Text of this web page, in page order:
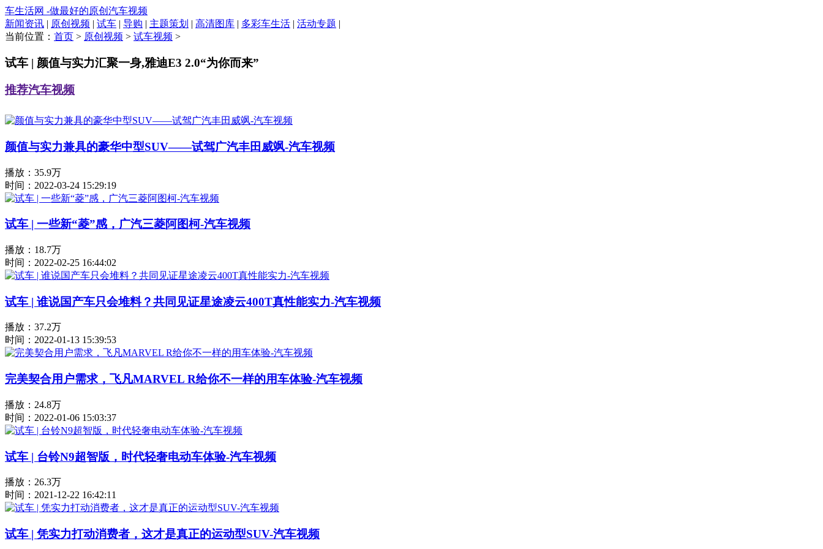
车生活网 -做最好的原创汽车视频
新闻资讯 | 原创视频 | 试车 | 导购 | 主题策划 | 高清图库 | 多彩车生活 | 活动专题 |
当前位置： 首页 > 原创视频 > 试车视频 >
试车 | 颜值与实力汇聚一身,雅迪E3 2.0“为你而来”
推荐汽车视频
颜值与实力兼具的豪华中型SUV——试驾广汽丰田威飒-汽车视频
播放：35.9万
时间：2022-03-24 15:29:19
试车 | 一些新“菱”感，广汽三菱阿图柯-汽车视频
播放：18.7万
时间：2022-02-25 16:44:02
试车 | 谁说国产车只会堆料？共同见证星途凌云400T真性能实力-汽车视频
播放：37.2万
时间：2022-01-13 15:39:53
完美契合用户需求，飞凡MARVEL R给你不一样的用车体验-汽车视频
播放：24.8万
时间：2022-01-06 15:03:37
试车 | 台铃N9超智版，时代轻奢电动车体验-汽车视频
播放：26.3万
时间：2021-12-22 16:42:11
试车 | 凭实力打动消费者，这才是真正的运动型SUV-汽车视频